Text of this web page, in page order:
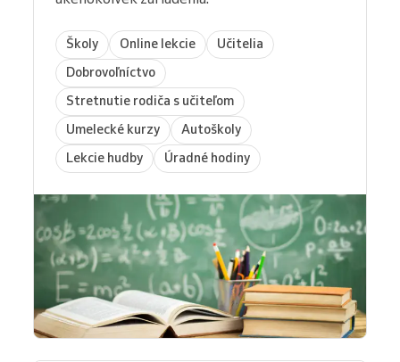
Školy Online lekcie
Učitelia
Dobrovoľníctvo
Stretnutie rodiča s učiteľom
Umelecké kurzy
Autoškoly
Lekcie hudby
Úradné hodiny